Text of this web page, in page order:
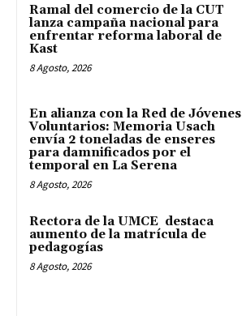
Ramal del comercio de la CUT
lanza campaña nacional para
enfrentar reforma laboral de
Kast
8 Agosto, 2026
En alianza con la Red de Jóvenes
Voluntarios: Memoria Usach
envía 2 toneladas de enseres
para damnificados por el
temporal en La Serena
8 Agosto, 2026
Rectora de la UMCE destaca
aumento de la matrícula de
pedagogías
8 Agosto, 2026